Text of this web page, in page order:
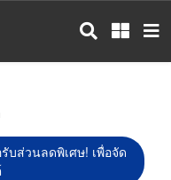
บส่วนลดพิเศษ! เพื่อจัด